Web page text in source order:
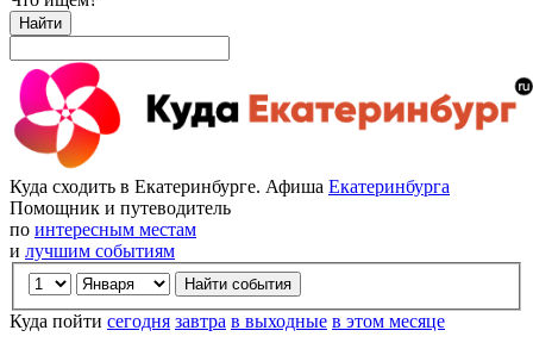
Найти
Куда сходить в Екатеринбурге. Афиша Екатеринбурга
Помощник и путеводитель
по интересным местам
и лучшим событиям
Куда пойти сегодня завтра в выходные в этом месяце